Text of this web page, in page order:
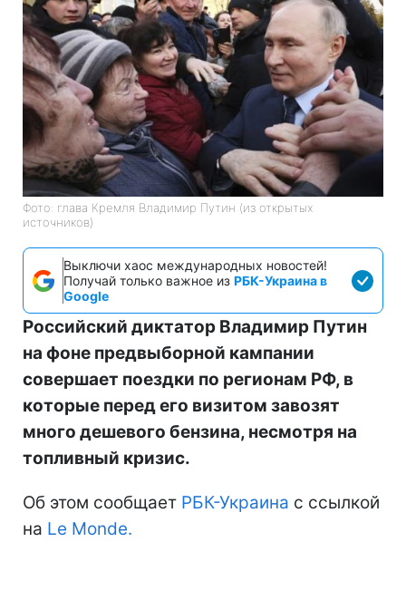
Фото: глава Кремля Владимир Путин (из открытых
источников)
Выключи хаос международных новостей!
Получай только важное из РБК-Украина в
Google
Российский диктатор Владимир Путин
на фоне предвыборной кампании
совершает поездки по регионам РФ, в
которые перед его визитом завозят
много дешевого бензина, несмотря на
топливный кризис.
Об этом сообщает РБК-Украина с ссылкой
на Le Monde.